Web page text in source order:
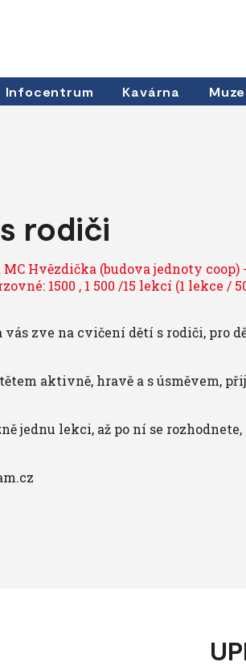
Infocentrum Kavárna
rodiči
MC Hvězdička (budova jednoty coop) -
1500 , 1 500 /15 lekcí (1 lekce /
zve na cvičení dětí s rodiči, pro
aktivně, hravě a s úsměvem,
jednu lekci, až po ní se rozhodnete,